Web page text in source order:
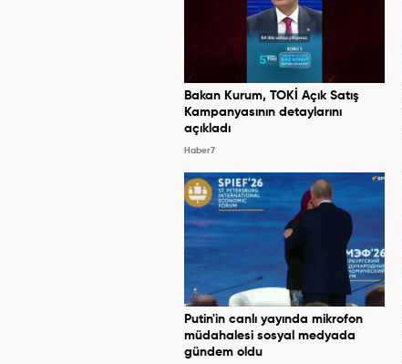
Bakan Kurum, TOKİ Açık Satış
Kampanyasının detaylarını
açıkladı
Haber7
Putin'in canlı yayında mikrofon
müdahalesi sosyal medyada
gündem oldu